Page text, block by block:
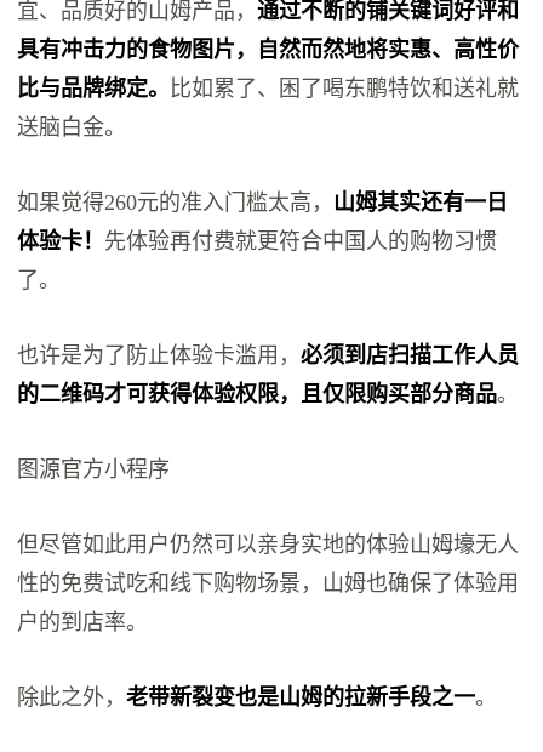
宜、品质好的山姆产品，通过不断的铺关键词好评和
具有冲击力的食物图片，自然而然地将实惠、高性价
比与品牌绑定。
比如累了、困了喝东鹏特饮和送礼就
送脑白金。
如果觉得260元的准入门槛太高， 山姆其实还有一日
体验卡！ 先体验再付费就更符合中国人的购物习惯
了。
也许是为了防止体验卡滥用，必须到店扫描工作人员
的二维码才可获得体验权限，且仅限购买部分商品。
图源官方小程序
但尽管如此用户仍然可以亲身实地的体验山姆壕无人
性的免费试吃和线下购物场景，山姆也确保了体验用
户的到店率。
除此之外，老带新裂变也是山姆的拉新手段之一。